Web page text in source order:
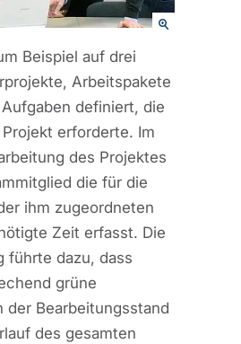
Beispiel auf drei
Arbeitspakete
definiert, die
erforderte. Im
des Projektes
die für die
ihm zugeordneten
Zeit erfasst. Die
führte dazu, dass
grüne
der Bearbeitungsstand
des gesamten